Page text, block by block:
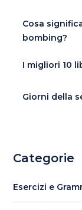
Cosa
bombing?
I migliori 10
Giorni della
Categorie
Esercizi e